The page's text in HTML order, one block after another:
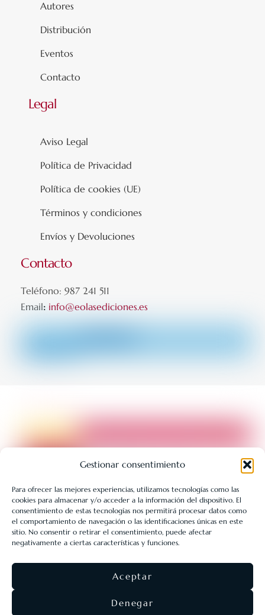
Gestionar consentimiento
Para ofrecer las mejores experiencias, utilizamos tecnologías como las
cookies para almacenar y/o acceder a la información del dispositivo. El
consentimiento de estas tecnologías nos permitirá procesar datos como
el comportamiento de navegación o las identificaciones únicas en este
sitio. No consentir o retirar el consentimiento, puede afectar
negativamente a ciertas características y funciones.
Aceptar
Denegar
Autores
Distribución
Eventos
Contacto
Legal
Aviso Legal
Política de Privacidad
Política de cookies (UE)
Términos y condiciones
Envíos y Devoluciones
Contacto
Teléfono: 987 241 511
Email: info@eolasediciones.es
LIBRERÍA UNIVERSITARIA LEÓN 1980 SLL ha sido beneficiaria
de Fondos Europeos, cuyo objetivo es la mejora de la
competitividad de las PYMES, y gracias al cual ha puesto en
marcha un Plan de Acción con el objetivo de reforzar la
digitalización y la competitividad de las pymes durante el año
2025. Para ello ha contado con el apoyo del Programa Pyme
Digital de la Cámara de Comercio de León.